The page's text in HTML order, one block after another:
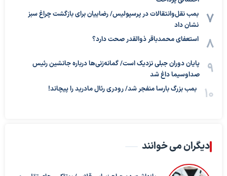
بمب نقل‌وانتقالات در پرسپولیس/ رضاییان برای بازگشت چراغ سبز
نشان داد
استعفای محمدباقر ذوالقدر صحت دارد؟
پایان دوران جبلی نزدیک است/ گمانه‌زنی‌ها درباره جانشین رئیس
صداوسیما داغ شد
بمب بزرگ بارسا منفجر شد/ رودری رئال مادرید را پیچاند!
دیگران می خوانند